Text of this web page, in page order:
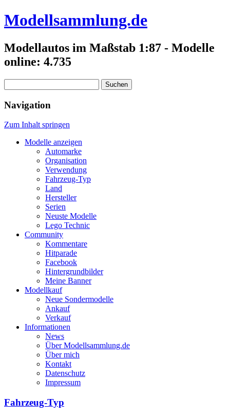
Modellsammlung.de
Modellautos im Maßstab 1:87 - Modelle
online: 4.735
nach:
Navigation
Zum Inhalt springen
Modelle anzeigen
Automarke
Organisation
Verwendung
Fahrzeug-Typ
Land
Hersteller
Serien
Neuste Modelle
Lego Technic
Community
Kommentare
Hitparade
Facebook
Hintergrundbilder
Meine Banner
Modellkauf
Neue Sondermodelle
Ankauf
Verkauf
Informationen
News
Über Modellsammlung.de
Über mich
Kontakt
Datenschutz
Impressum
Fahrzeug-Typ